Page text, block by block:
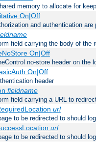
memory to allocate for
On|Off
and authentication
field carrying the body of the
On|Off
no-store header on the
On|Off
header
fieldname
field carrying a URL to
url
to be redirected to should
url
to be redirected to should